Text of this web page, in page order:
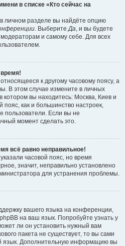
в списке «Кто сейчас на
личном разделе вы найдёте опцию
. ВыберитеДа, и вы будете
и самому себе. Для всех
к другому часовому поясу, а
В этом случае измените в личных
котором вы находитесь: Москва, Киев и
пояс, как и большинство настроек,
пользователи. Если вы не
момент сделать это.
всё равно неправильное!
часовой пояс, но время
значит, неправильно установлено
для устранения проблемы.
вашего языка на конференции,
на ваш язык. Попробуйте узнать у
ли он установить нужный вам
пакета не существует, то вы сами
язык. Дополнительную информацию вы